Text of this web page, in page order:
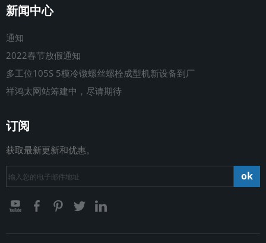
新闻中心
通知
2022春节放假通知
多工位105S 5模冷镦螺丝螺栓成型机新设备到厂
祥鸿太网站筹建中，尽请期待
订阅
获取最新更新和优惠。
ok